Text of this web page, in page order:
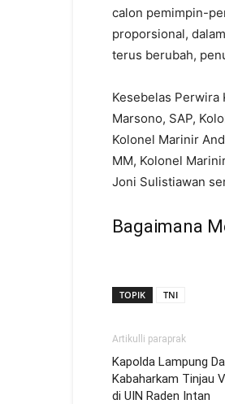
calon pemimpin-
proporsional,
terus berubah,
Kesebelas
Marsono, SAP,
Kolonel Marinir
MM, Kolonel
Joni Sulistiawan
Bagaimana
TOPIK TNI
Artikulli paraprak
Kapolda Lampung
Kabaharkam Tinjau
di UIN Raden Intan